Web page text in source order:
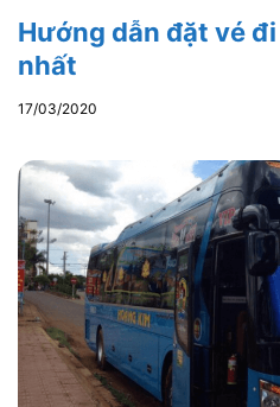
Hướng dẫn đặt vé
nhất
17/03/2020